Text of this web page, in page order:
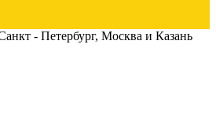
- Петербург, Москва и Казань